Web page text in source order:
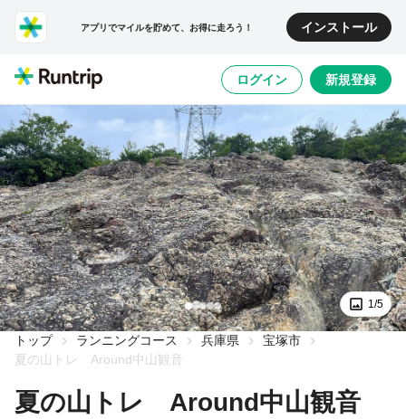
アプリでマイルを貯めて、お得に走ろう！ インストール
ログイン 新規登録
1/5
トップ ランニングコース 兵庫県
宝塚市
夏の山トレ Around中山観音
夏の山トレ Around中山観音